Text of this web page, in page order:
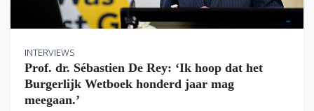
INTERVIEWS
Prof. dr. Sébastien De Rey: ‘Ik hoop dat het
Burgerlijk Wetboek honderd jaar mag
meegaan.’